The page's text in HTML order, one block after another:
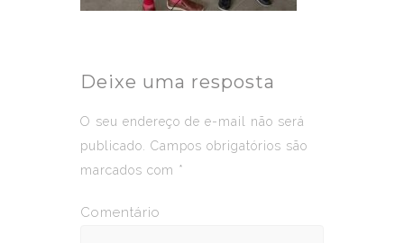
Deixe uma resposta
O seu endereço de e-mail não será
publicado.
Campos obrigatórios são
marcados com *
Comentário